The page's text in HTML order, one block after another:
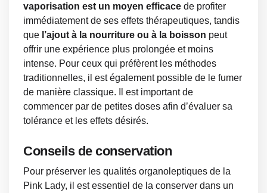
vaporisation est un moyen efficace de profiter
immédiatement de ses effets thérapeutiques, tandis
que l’ajout à la nourriture ou à la boisson peut
offrir une expérience plus prolongée et moins
intense. Pour ceux qui préfèrent les méthodes
traditionnelles, il est également possible de le fumer
de manière classique. Il est important de
commencer par de petites doses afin d’évaluer sa
tolérance et les effets désirés.
Conseils de conservation
Pour préserver les qualités organoleptiques de la
Pink Lady, il est essentiel de la conserver dans un